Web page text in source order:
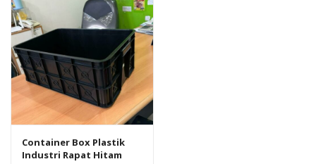
Container Box Plastik
Industri Rapat Hitam